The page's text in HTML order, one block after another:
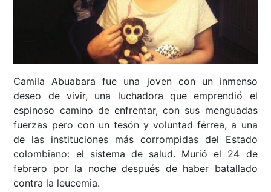
Camila Abuabara fue una joven con un inmenso
deseo de vivir, una luchadora que emprendió el
espinoso camino de enfrentar, con sus menguadas
fuerzas pero con un tesón y voluntad férrea, a una
de las instituciones más corrompidas del Estado
colombiano: el sistema de salud. Murió el 24 de
febrero por la noche después de haber batallado
contra la leucemia.